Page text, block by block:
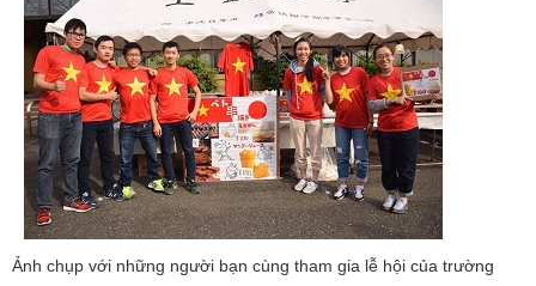
Ảnh chụp với những người bạn cùng tham gia lễ hội của trường